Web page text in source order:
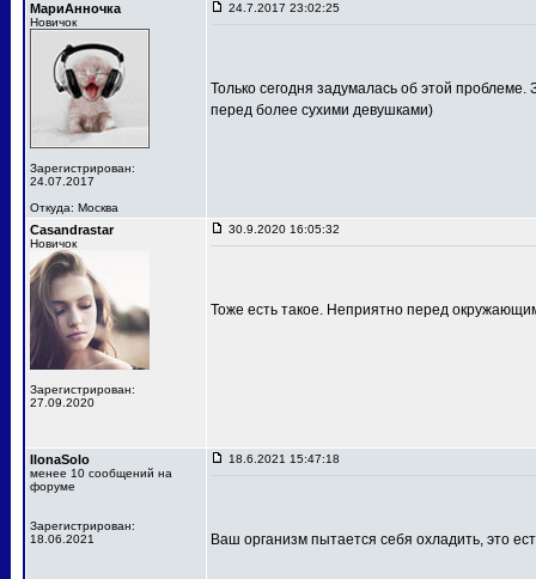
МариАнночка
Новичок
Зарегистрирован:
24.07.2017
Откуда: Москва
24.7.2017 23:02:25
Только сегодня задумалась об этой
перед более сухими девушками)
Casandrastar
Новичок
Зарегистрирован:
27.09.2020
30.9.2020 16:05:32
Тоже есть такое. Неприятно перед
IlonaSolo
менее 10 сообщений на
форуме
Зарегистрирован:
18.06.2021
18.6.2021 15:47:18
Ваш организм пытается себя охладить, это